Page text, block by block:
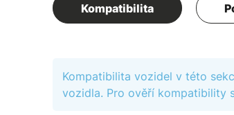
Kompatibilita
Kompatibilita vozidel v této
vozidla. Pro ověří kompatibility